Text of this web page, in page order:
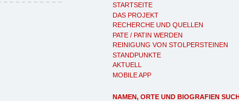
STARTSEITE
DAS PROJEKT
RECHERCHE UND QUELLEN
PATE / PATIN WERDEN
REINIGUNG VON STOLPERSTEINEN
STANDPUNKTE
AKTUELL
MOBILE APP
NAMEN, ORTE UND BIOGRAFIEN